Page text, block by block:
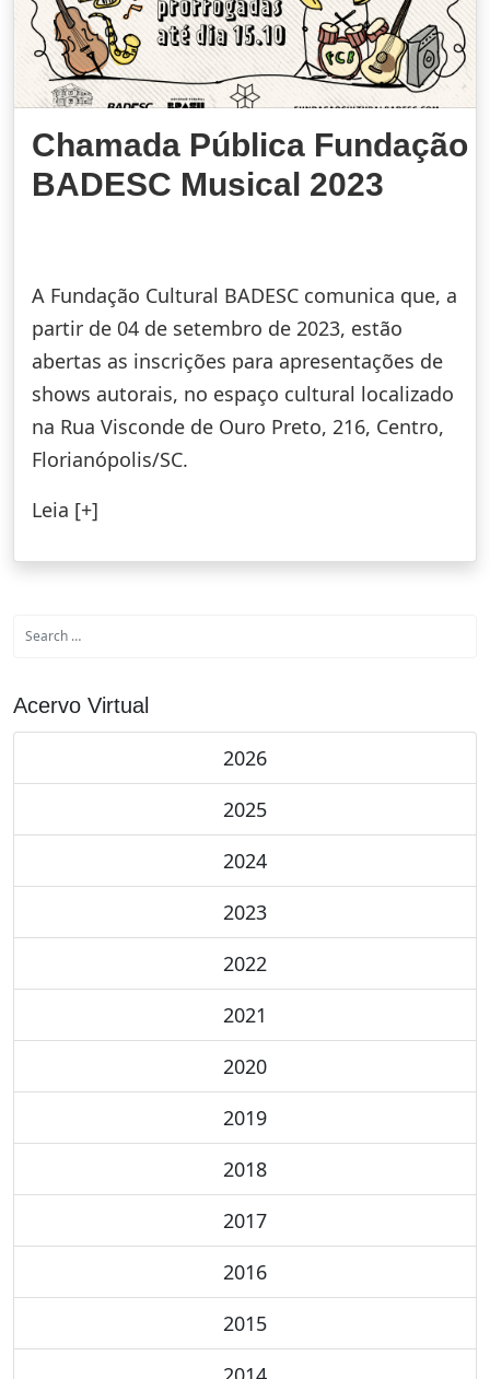
Chamada Pública Fundação
BADESC Musical 2023
A Fundação Cultural BADESC comunica que, a
partir de 04 de setembro de 2023, estão
abertas as inscrições para apresentações de
shows autorais, no espaço cultural localizado
na Rua Visconde de Ouro Preto, 216, Centro,
Florianópolis/SC.
Leia [+]
Acervo Virtual
2026
2025
2024
2023
2022
2021
2020
2019
2018
2017
2016
2015